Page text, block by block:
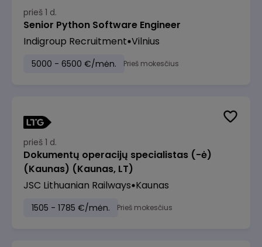
prieš 1 d.
Senior Python Software Engineer
Indigroup Recruitment Vilnius
5000 - 6500 €/mėn. Prieš mokesčius
prieš 1 d.
Dokumentų operacijų specialistas (-ė)
(Kaunas) (Kaunas, LT)
JSC Lithuanian Railways Kaunas
1505 - 1785 €/mėn. Prieš mokesčius